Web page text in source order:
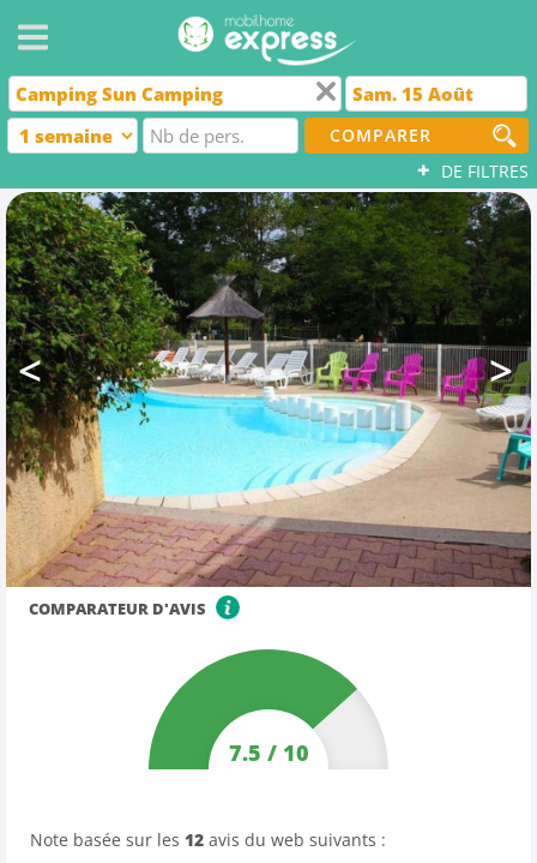
COMPARER
+ DE FILTRES
COMPARATEUR D'AVIS
7.5 / 10
Note basée sur les 12 avis du web suivants :